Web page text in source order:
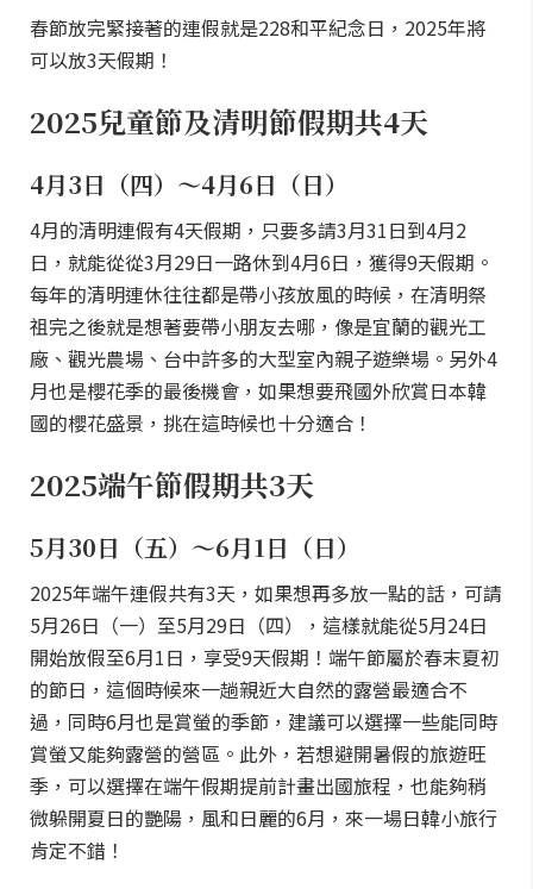
春節放完緊接著的連假就是228和平紀念日，2025年將
可以放3天假期！
2025兒童節及清明節假期共4天
4月3日（四）～4月6日（日）
4月的清明連假有4天假期，只要多請3月31日到4月2
日，就能從從3月29日一路休到4月6日，獲得9天假期。
每年的清明連休往往都是帶小孩放風的時候，在清明祭
祖完之後就是想著要帶小朋友去哪，像是宜蘭的觀光工
廠、觀光農場、台中許多的大型室內親子遊樂場。另外4
月也是櫻花季的最後機會，如果想要飛國外欣賞日本韓
國的櫻花盛景，挑在這時候也十分適合！
2025端午節假期共3天
5月30日（五）～6月1日（日）
2025年端午連假共有3天，如果想再多放一點的話，可請
5月26日（一）至5月29日（四），這樣就能從5月24日
開始放假至6月1日，享受9天假期！端午節屬於春末夏初
的節日，這個時候來一趟親近大自然的露營最適合不
過，同時6月也是賞螢的季節，建議可以選擇一些能同時
賞螢又能夠露營的營區。此外，若想避開暑假的旅遊旺
季，可以選擇在端午假期提前計畫出國旅程，也能夠稍
微躲開夏日的艷陽，風和日麗的6月，來一場日韓小旅行
肯定不錯！